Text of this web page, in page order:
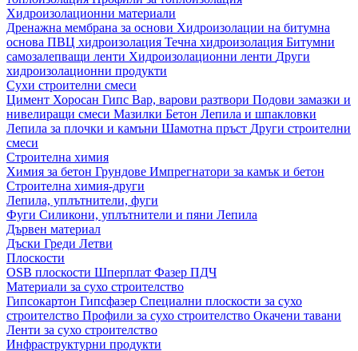
Хидроизолационни материали
Дренажна мембрана за основи Хидроизолации на битумна
основа ПВЦ хидроизолация Течна хидроизолация Битумни
самозалепващи ленти Хидроизолационни ленти Други
хидроизолационни продукти
Сухи строителни смеси
Цимент Хоросан Гипс Вар, варови разтвори Подови замазки и
нивелиращи смеси Мазилки Бетон Лепила и шпакловки
Лепила за плочки и камъни Шамотна пръст Други строителни
смеси
Строителна химия
Химия за бетон Грундове Импрегнатори за камък и бетон
Строителна химия-други
Лепила, уплътнители, фуги
Фуги Силикони, уплътнители и пяни Лепила
Дървен материал
Дъски Греди Летви
Плоскости
OSB плоскости Шперплат Фазер ПДЧ
Материали за сухо строителство
Гипсокартон Гипсфазер Специални плоскости за сухо
строителство Профили за сухо строителство Окачени тавани
Ленти за сухо строителство
Инфраструктурни продукти